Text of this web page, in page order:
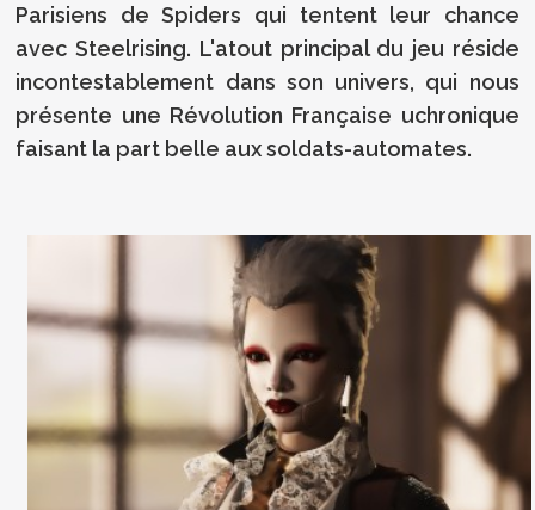
Parisiens de Spiders qui tentent leur chance
avec Steelrising. L'atout principal du jeu réside
incontestablement dans son univers, qui nous
présente une Révolution Française uchronique
faisant la part belle aux soldats-automates.